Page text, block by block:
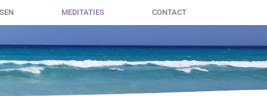
MEDITATIES CONTACT